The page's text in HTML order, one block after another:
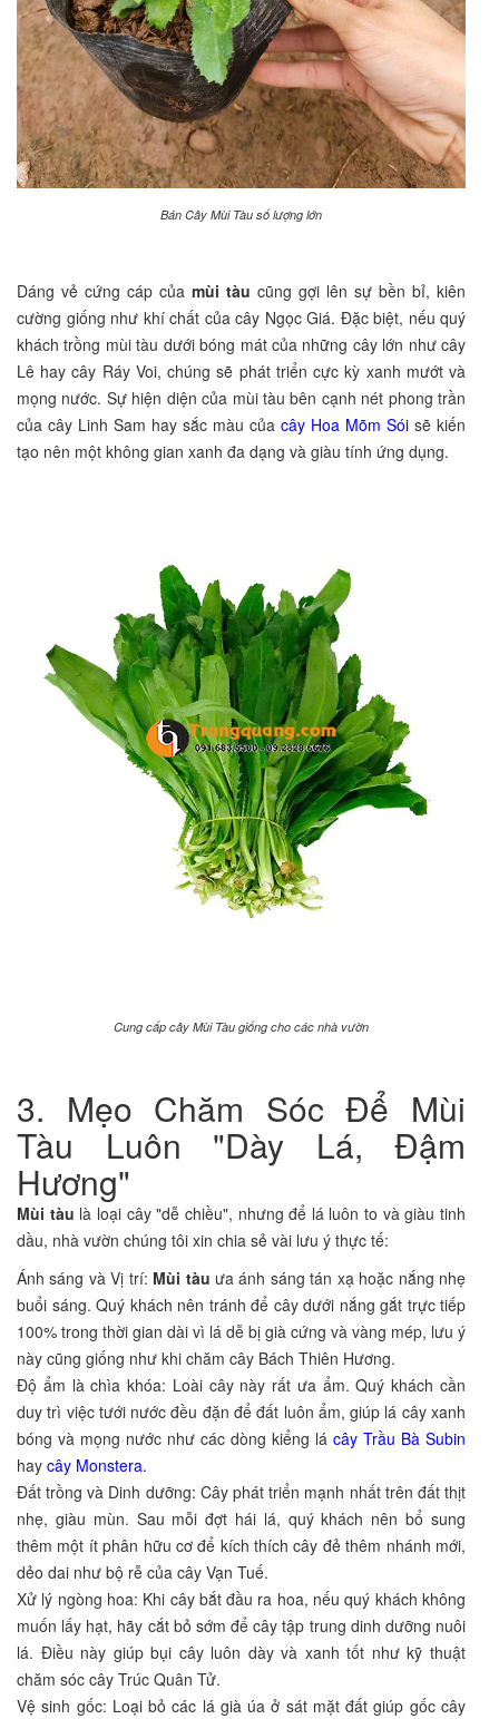
Bán Cây Mùi Tàu số lượng lớn
Dáng vẻ cứng cáp của mùi tàu cũng gợi lên sự bền bỉ, kiên
cường giống như khí chất của cây Ngọc Giá. Đặc biệt, nếu quý
khách trồng mùi tàu dưới bóng mát của những cây lớn như cây
Lê hay cây Ráy Voi, chúng sẽ phát triển cực kỳ xanh mướt và
mọng nước. Sự hiện diện của mùi tàu bên cạnh nét phong trần
của cây Linh Sam hay sắc màu của cây Hoa Mõm Sói sẽ kiến
tạo nên một không gian xanh đa dạng và giàu tính ứng dụng.
Cung cấp cây Mùi Tàu giống cho các nhà vườn
3. Mẹo Chăm Sóc Để Mùi
Tàu Luôn "Dày Lá, Đậm
Hương"
Mùi tàu là loại cây "dễ chiều", nhưng để lá luôn to và giàu tinh
dầu, nhà vườn chúng tôi xin chia sẻ vài lưu ý thực tế:
Ánh sáng và Vị trí: Mùi tàu ưa ánh sáng tán xạ hoặc nắng nhẹ
buổi sáng. Quý khách nên tránh để cây dưới nắng gắt trực tiếp
100% trong thời gian dài vì lá dễ bị già cứng và vàng mép, lưu ý
này cũng giống như khi chăm cây Bách Thiên Hương.
Độ ẩm là chìa khóa: Loài cây này rất ưa ẩm. Quý khách cần
duy trì việc tưới nước đều đặn để đất luôn ẩm, giúp lá cây xanh
bóng và mọng nước như các dòng kiểng lá cây Trầu Bà Subin
hay cây Monstera.
Đất trồng và Dinh dưỡng: Cây phát triển mạnh nhất trên đất thịt
nhẹ, giàu mùn. Sau mỗi đợt hái lá, quý khách nên bổ sung
thêm một ít phân hữu cơ để kích thích cây đẻ thêm nhánh mới,
dẻo dai như bộ rễ của cây Vạn Tuế.
Xử lý ngòng hoa: Khi cây bắt đầu ra hoa, nếu quý khách không
muốn lấy hạt, hãy cắt bỏ sớm để cây tập trung dinh dưỡng nuôi
lá. Điều này giúp bụi cây luôn dày và xanh tốt như kỹ thuật
chăm sóc cây Trúc Quân Tử.
Vệ sinh gốc: Loại bỏ các lá già úa ở sát mặt đất giúp gốc cây